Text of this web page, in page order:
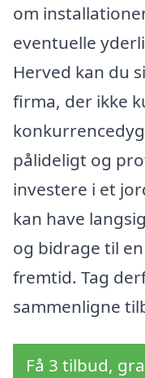
om
eventuelle
Herved kan du
firma, der ikke
pålideligt og
investere i et
kan have
og bidrage til
fremtid. Tag
sammenligne
Få 3 tilbud,